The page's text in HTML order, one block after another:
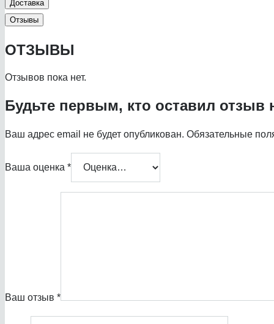
Доставка
Отзывы
ОТЗЫВЫ
Отзывов пока нет.
Будьте первым, кто оставил отзыв
Ваш адрес email не будет опубликован. Обязательные
Ваша оценка *
Ваш отзыв *